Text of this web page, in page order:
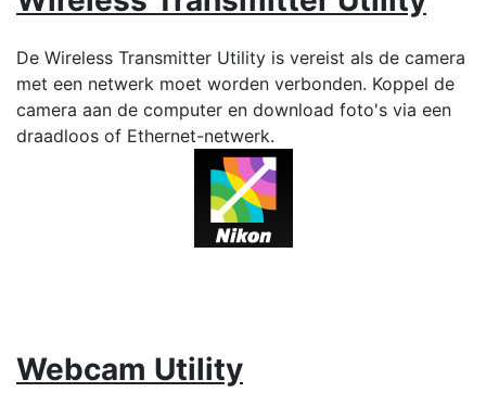
De Wireless Transmitter Utility is vereist als de camera
met een netwerk moet worden verbonden. Koppel de
camera aan de computer en download foto's via een
draadloos of Ethernet-netwerk.
Webcam Utility